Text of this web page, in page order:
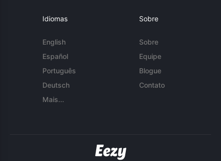
Idiomas
English
Español
Português
Deutsch
Mais...
Sobre
Sobre
Equipe
Blogue
Contato